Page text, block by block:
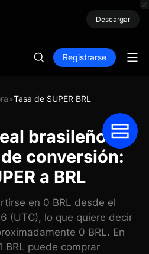
Descargar
Registrarse
>Tasa de SUPER BRL
brasileño
conversión:
a BRL
en 0 BRL desde el
(UTC), lo que quiere decir
0 BRL. En
BRL puede comprar